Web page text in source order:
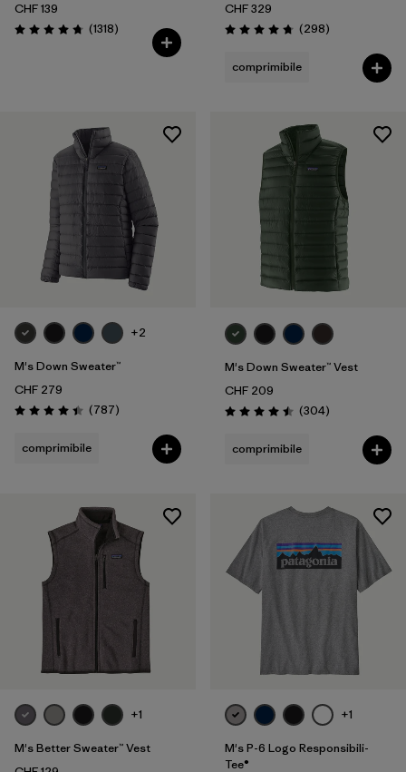
CHF 139
Valutazione: 4.8 / 5
(1318Recensioni
)
CHF 329
Valutazione: 4.7 / 5
(298Recensioni
)
comprimibile
+2
M's Down Sweater™
CHF 279
Valutazione: 4.4 / 5
(787Recensioni
)
comprimibile
M's Down Sweater™ Vest
CHF 209
Valutazione: 4.5 / 5
(304Recensioni
)
comprimibile
+1
M's Better Sweater™ Vest
+1
M's P-6 Logo Responsibili-
Tee®